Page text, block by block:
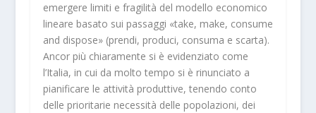
emergere limiti e fragilità del modello economico
lineare basato sui passaggi «take, make, consume
and dispose» (prendi, produci, consuma e scarta).
Ancor più chiaramente si è evidenziato come
l’Italia, in cui da molto tempo si è rinunciato a
pianificare le attività produttive, tenendo conto
delle prioritarie necessità delle popolazioni, dei